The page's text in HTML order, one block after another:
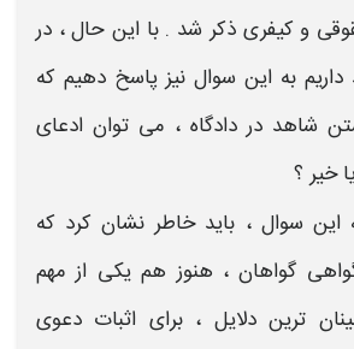
و کیفری ذکر شد . با این حال ، در
به این سوال نیز پاسخ دهیم که
شاهد در دادگاه ، می توان ادعای
خیر ؟
این سوال ، باید خاطر نشان کرد که
گواهان ، هنوز هم یکی از مهم
ترین دلایل ، برای اثبات دعوی